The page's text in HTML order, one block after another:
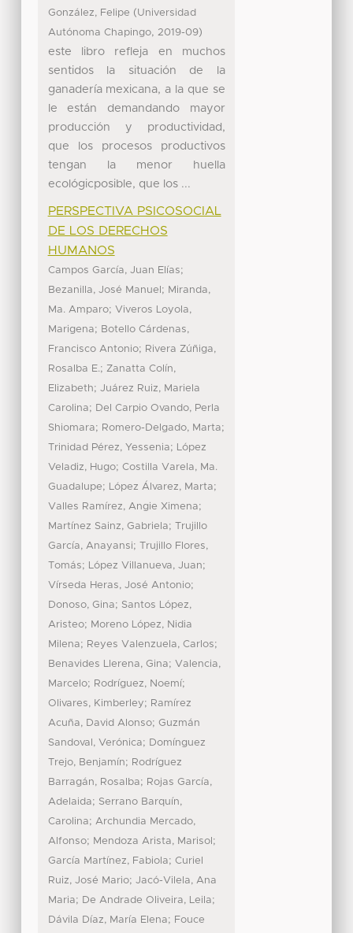
González, Felipe (Universidad
Autónoma Chapingo, 2019-09)
este libro refleja en muchos
sentidos la situación de la
ganadería mexicana, a la que se
le están demandando mayor
producción y productividad,
que los procesos productivos
tengan la menor huella
ecológicposible, que los ...
PERSPECTIVA PSICOSOCIAL
DE LOS DERECHOS
HUMANOS
Campos García, Juan Elías;
Bezanilla, José Manuel ; Miranda,
Ma. Amparo; Viveros Loyola,
Marigena; Botello Cárdenas,
Francisco Antonio; Rivera Zúñiga,
Rosalba E.; Zanatta Colín,
Elizabeth; Juárez Ruiz, Mariela
Carolina; Del Carpio Ovando, Perla
Shiomara; Romero-Delgado, Marta;
Trinidad Pérez, Yessenia; López
Veladiz, Hugo; Costilla Varela, Ma.
Guadalupe; López Álvarez, Marta;
Valles Ramírez, Angie Ximena;
Martínez Sainz, Gabriela;
Trujillo
García, Anayansi;
Trujillo Flores,
Tomás; López Villanueva, Juan;
Vírseda Heras, José Antonio;
Donoso, Gina; Santos López,
Aristeo; Moreno López, Nidia
Milena; Reyes Valenzuela, Carlos;
Benavides Llerena, Gina; Valencia,
Marcelo; Rodríguez, Noemí;
Olivares, Kimberley; Ramírez
Acuña, David Alonso; Guzmán
Sandoval, Verónica; Domínguez
Trejo, Benjamín; Rodríguez
Barragán, Rosalba; Rojas García,
Adelaida; Serrano Barquín,
Carolina; Archundia Mercado,
Alfonso; Mendoza Arista, Marisol ;
García Martínez, Fabiola; Curiel
Ruiz, José Mario; Jacó-Vilela, Ana
Maria; De Andrade Oliveira, Leila;
Dávila Díaz, María Elena; Fouce